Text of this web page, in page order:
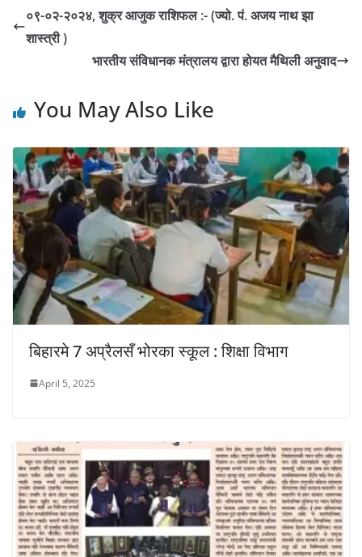
०९-०२-२०२४, शुक्र आजुक राशिफल :- (ज्यो. पं. अजय नाथ झा
शास्त्री )
भारतीय संविधानक मंत्रालय द्वारा होयत मैथिली अनुवाद
You May Also Like
बिहारमे 7 अप्रैलसँ भोरका स्कूल : शिक्षा विभाग
April 5, 2025